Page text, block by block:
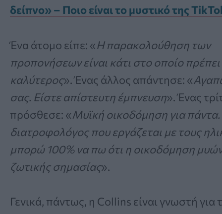
δείπνο» – Ποιο είναι το μυστικό της
Ένα άτομο είπε: «Η παρακολούθηση των
προπονήσεων είναι κάτι στο οποίο πρέπει
καλύτερος». Ένας άλλος απάντησε: «
σας. Είστε απίστευτη έμπνευση». Ένας
πρόσθεσε: «Μυϊκή οικοδόμηση για
διατροφολόγος που εργάζεται με τους
μπορώ 100% να πω ότι η οικοδόμηση μυών
ζωτικής σημασίας».
Γενικά, πάντως, η Collins είναι γνωστή για